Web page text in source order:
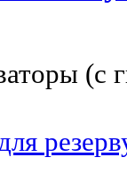
(с